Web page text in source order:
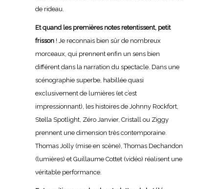
de rideau.
Et quand les premières notes retentissent, petit
frisson! Je reconnais bien sûr de nombreux
morceaux, qui prennent enfin un sens bien
différent dans la narration du spectacle. Dans une
scénographie superbe, habillée quasi
exclusivement de lumières (et c’est
impressionnant), les histoires de Johnny Rockfort,
Stella Spotlight, Zéro Janvier, Cristall ou Ziggy
prennent une dimension très contemporaine.
Thomas Jolly (mise en scène), Thomas Dechandon
(lumières) et Guillaume Cottet (vidéo) réalisent une
véritable performance.